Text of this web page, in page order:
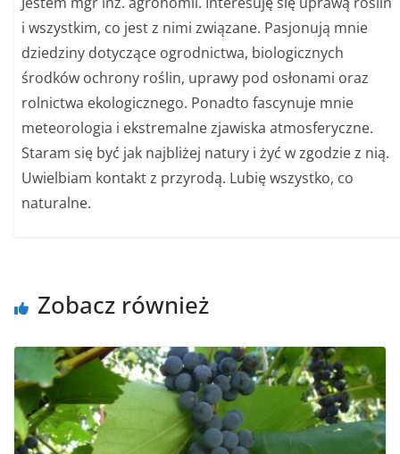
i wszystkim, co jest z nimi związane. Pasjonują mnie
dziedziny dotyczące ogrodnictwa, biologicznych
środków ochrony roślin, uprawy pod osłonami oraz
rolnictwa ekologicznego. Ponadto fascynuje mnie
meteorologia i ekstremalne zjawiska atmosferyczne.
Staram się być jak najbliżej natury i żyć w zgodzie z nią.
Uwielbiam kontakt z przyrodą. Lubię wszystko, co
naturalne.
Zobacz również